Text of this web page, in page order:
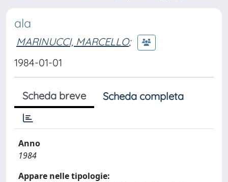
ala
MARINUCCI, MARCELLO;
1984-01-01
Scheda breve Scheda completa
Anno
1984
Appare nelle tipologie: